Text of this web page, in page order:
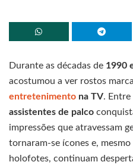
Durante as décadas de 1990
acostumou a ver rostos
entretenimento na TV. Entre
assistentes de palco
impressões que atravessam
tornaram-se ícones e,
holofotes, continuam